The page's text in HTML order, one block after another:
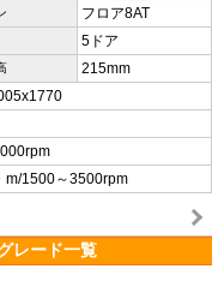
フロア8AT
5ドア
215mm
m/1500～3500rpm
レード一覧